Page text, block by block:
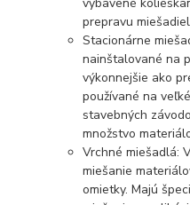
prepravu
Stacionárne
nainštalované na
výkonnejšie ako
používané na
stavebných
množstvo
Vrchné miešadlá:
miešanie
omietky. Majú